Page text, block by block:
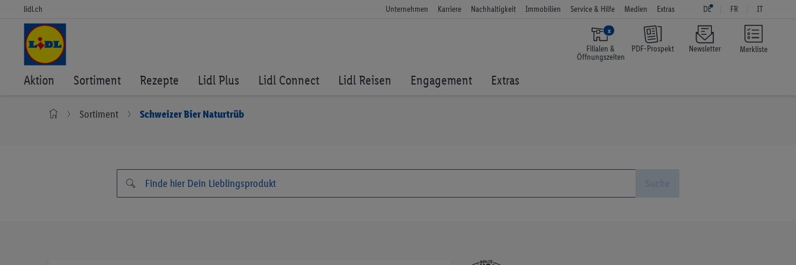
Merkliste
lidl.ch Unternehmen Karriere Nachhaltigkeit Immobilien Service & Hilfe Medien Extras DE FR IT
x
Filialen &
Öffnungszeiten
PDF-Prospekt Newsletter
Aktion Sortiment Rezepte Lidl Plus Lidl Connect Lidl Reisen Engagement Extras
Sortiment Schweizer Bier Naturtrüb